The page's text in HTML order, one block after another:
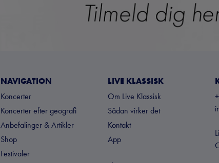
NAVIGATION
Koncerter
Koncerter efter geografi
Anbefalinger & Artikler
Shop
Festivaler
LIVE KLASSISK
Om Live Klassisk
Sådan virker det
Kontakt
App